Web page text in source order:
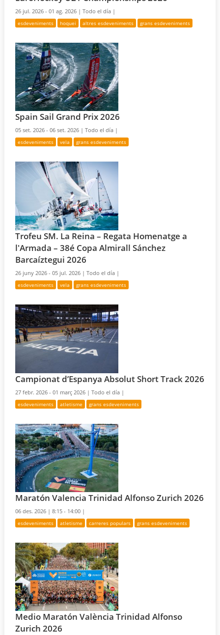
26 jul. 2026 - 01 ag. 2026 |Todo el día |
esdeveniments hoquei altres esdeveniments grans esdeveniments
Spain Sail Grand Prix 2026
05 set. 2026 - 06 set. 2026 |Todo el día |
esdeveniments vela grans esdeveniments
Trofeu SM. La Reina – Regata Homenatge a
l'Armada – 38é Copa Almirall Sánchez
Barcaíztegui 2026
26 juny 2026 - 05 jul. 2026 |Todo el día |
esdeveniments vela grans esdeveniments
Campionat d’Espanya Absolut Short Track 2026
27 febr. 2026 - 01 març 2026 |Todo el día |
esdeveniments atletisme grans esdeveniments
Maratón Valencia Trinidad Alfonso Zurich 2026
06 des. 2026 |8:15 - 14:00 |
esdeveniments atletisme carreres populars grans esdeveniments
Medio Maratón València Trinidad Alfonso
Zurich 2026